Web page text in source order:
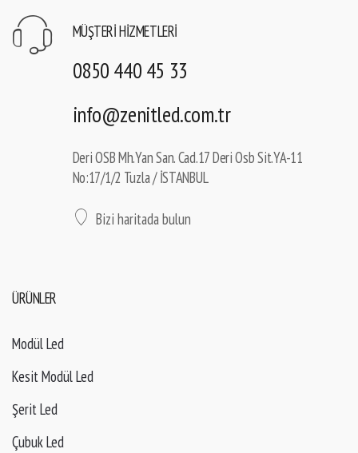
MÜŞTERI HIZMETLERI
0850 440 45 33
info@zenitled.com.tr
Deri OSB Mh.Yan San. Cad.17 Deri Osb Sit.YA-11
No:17/1/2 Tuzla / İSTANBUL
Bizi haritada bulun
ÜRÜNLER
Modül Led
Kesit Modül Led
Şerit Led
Çubuk Led